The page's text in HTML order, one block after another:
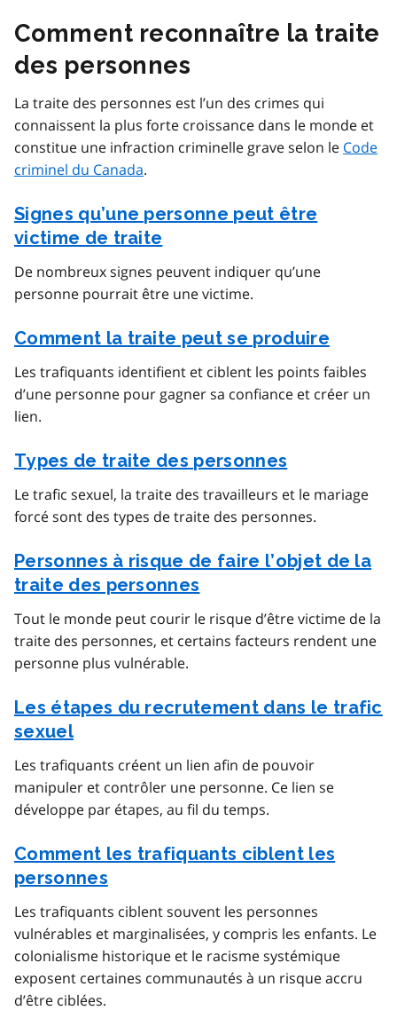
Comment reconnaître la traite
des personnes
La traite des personnes est l’un des crimes qui
connaissent la plus forte croissance dans le monde et
constitue une infraction criminelle grave selon le Code
criminel du Canada.
Signes qu’une personne peut être
victime de traite
De nombreux signes peuvent indiquer qu’une
personne pourrait être une victime.
Comment la traite peut se produire
Les trafiquants identifient et ciblent les points faibles
d’une personne pour gagner sa confiance et créer un
lien.
Types de traite des personnes
Le trafic sexuel, la traite des travailleurs et le mariage
forcé sont des types de traite des personnes.
Personnes à risque de faire l’objet de la
traite des personnes
Tout le monde peut courir le risque d’être victime de la
traite des personnes, et certains facteurs rendent une
personne plus vulnérable.
Les étapes du recrutement dans le trafic
sexuel
Les trafiquants créent un lien afin de pouvoir
manipuler et contrôler une personne. Ce lien se
développe par étapes, au fil du temps.
Comment les trafiquants ciblent les
personnes
Les trafiquants ciblent souvent les personnes
vulnérables et marginalisées, y compris les enfants. Le
colonialisme historique et le racisme systémique
exposent certaines communautés à un risque accru
d’être ciblées.